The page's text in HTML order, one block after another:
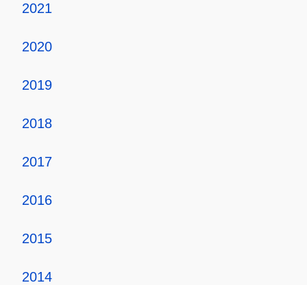
2021
2020
2019
2018
2017
2016
2015
2014